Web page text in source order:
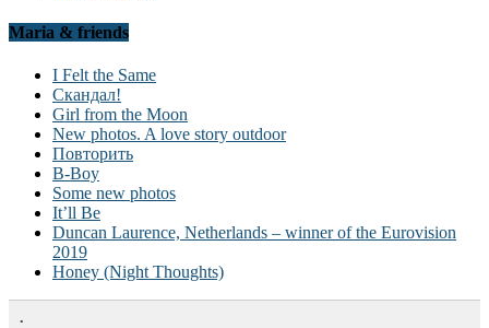
Maria & friends
I Felt the Same
Скандал!
Girl from the Moon
New photos. A love story outdoor
Повторить
B-Boy
Some new photos
It’ll Be
Duncan Laurence, Netherlands – winner of the Eurovision
2019
Honey (Night Thoughts)
.